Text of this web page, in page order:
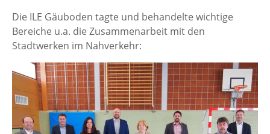
Die ILE Gäuboden tagte und behandelte wichtige
Bereiche u.a. die Zusammenarbeit mit den
Stadtwerken im Nahverkehr: